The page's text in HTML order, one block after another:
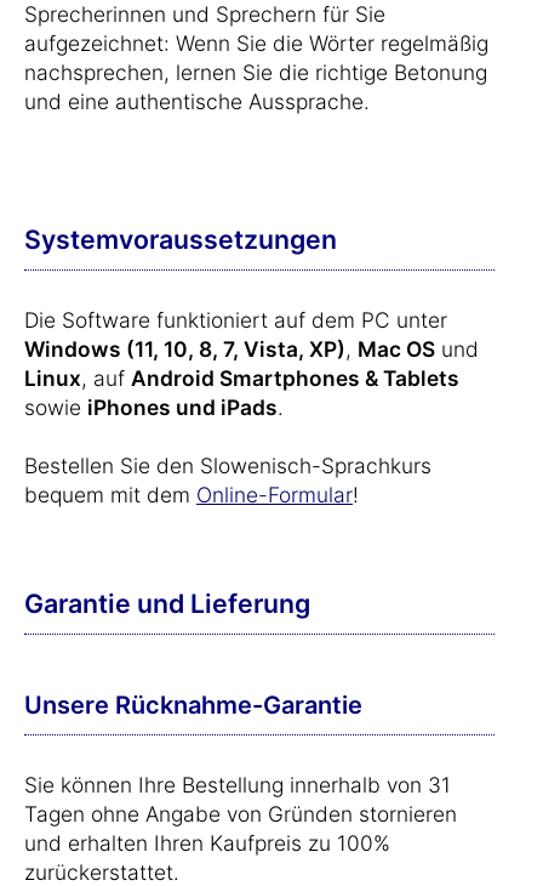
Sprecherinnen und Sprechern für Sie
aufgezeichnet: Wenn Sie die Wörter regelmäßig
nachsprechen, lernen Sie die richtige Betonung
und eine authentische Aussprache.
Systemvoraussetzungen
Die Software funktioniert auf dem PC unter
Windows (11, 10, 8, 7, Vista, XP), Mac OS und
Linux, auf Android Smartphones & Tablets
sowie iPhones und iPads.
Bestellen Sie den Slowenisch-Sprachkurs
bequem mit dem Online-Formular!
Garantie und Lieferung
Unsere Rücknahme-Garantie
Sie können Ihre Bestellung innerhalb von 31
Tagen ohne Angabe von Gründen stornieren
und erhalten Ihren Kaufpreis zu 100%
zurückerstattet.